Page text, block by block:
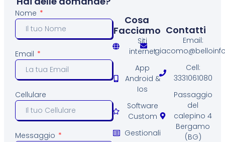
Nome
Email
Cellulare
Messaggio
Cosa
Facciamo
Siti
internet
App
Android &
Ios
Software
Custom
Gestionali
Contatti
Email:
Cell:
3331061080
Passaggio
del
calepino 4
Bergamo
(BG)